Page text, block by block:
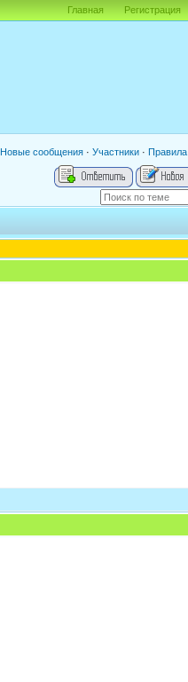
Главная Регистрация
Новые сообщения · Участники ·